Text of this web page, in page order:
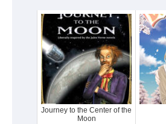
Journey to the Center of the
Moon